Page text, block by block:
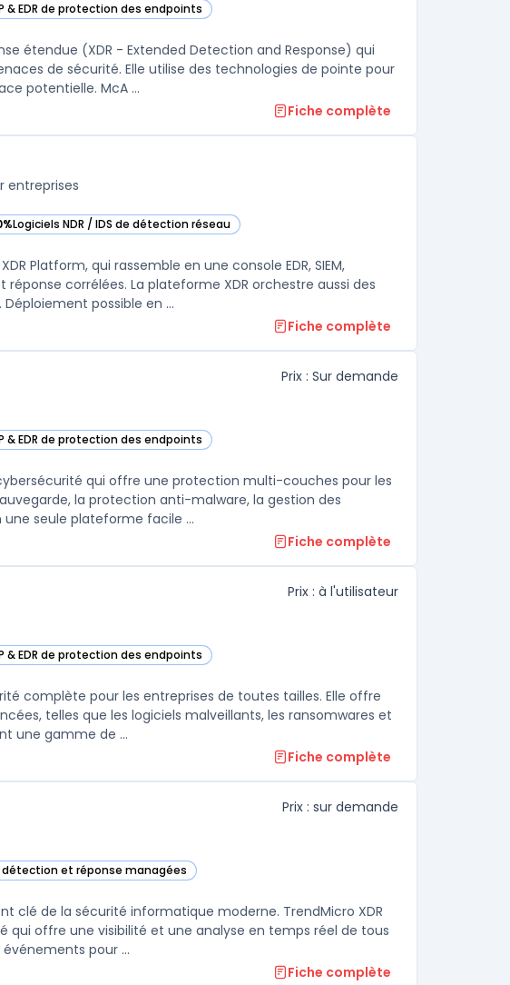
& EDR de protection des endpoints
dans cette catégorie
étendue (XDR - Extended Detection and Response) qui
de sécurité. Elle utilise des technologies de pointe pour
potentielle. McA ...
Fiche complète
entreprises
Logiciels NDR / IDS de détection réseau
Tehtris dans cette catégorie
Platform, qui rassemble en une console EDR, SIEM,
réponse corrélées. La plateforme XDR orchestre aussi des
possible en ...
Fiche complète
Prix : Sur demande
& EDR de protection des endpoints
Protect dans cette catégorie
qui offre une protection multi-couches pour les
la protection anti-malware, la gestion des
seule plateforme facile ...
Fiche complète
Prix : à l'utilisateur
& EDR de protection des endpoints
Security dans cette catégorie
complète pour les entreprises de toutes tailles. Elle offre
telles que les logiciels malveillants, les ransomwares et
les attaques de phishing. La solution intègre également une gamme de ...
Fiche complète
Prix : sur demande
détection et réponse managées
dans cette catégorie
clé de la sécurité informatique moderne. TrendMicro XDR
qui offre une visibilité et une analyse en temps réel de tous
les endpoints, ainsi qu'une corrélation intelligente des événements pour ...
Fiche complète